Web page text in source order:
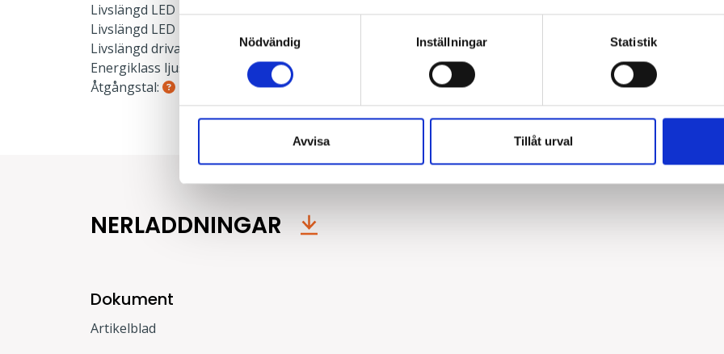
Nödvändig
Inställningar Statistik
Avvisa Tillåt urval
Livslängd LED L90:
50000 h
Livslängd LED L80:
Livslängd drivare:
100000 h
Energiklass ljuskälla:
Åtgångstal:
för utanpåliggande
mm. Skyddsrumsbygel,
tillbehör. Mer
NERLADDNINGAR
Dokument
Artikelblad